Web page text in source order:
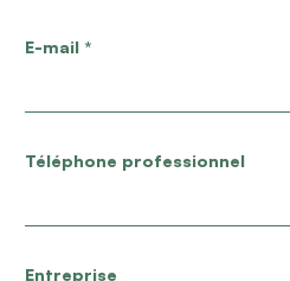
E-mail *
Téléphone professionnel
Entreprise